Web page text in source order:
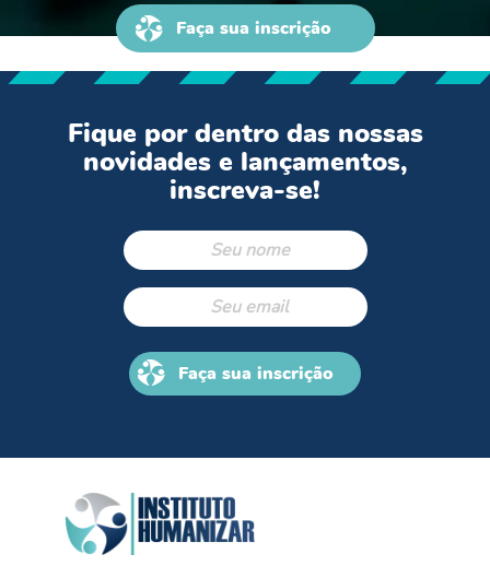
Faça sua inscrição
Fique por dentro das nossas
novidades e lançamentos,
inscreva-se!
Faça sua inscrição